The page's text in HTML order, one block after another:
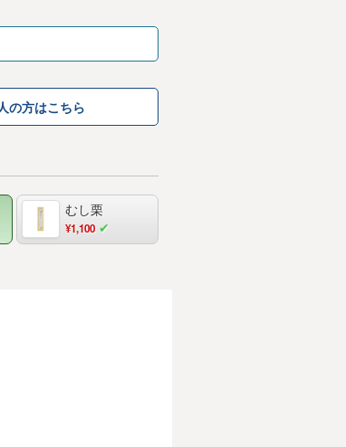
の方はこちら
むし栗
¥1,100